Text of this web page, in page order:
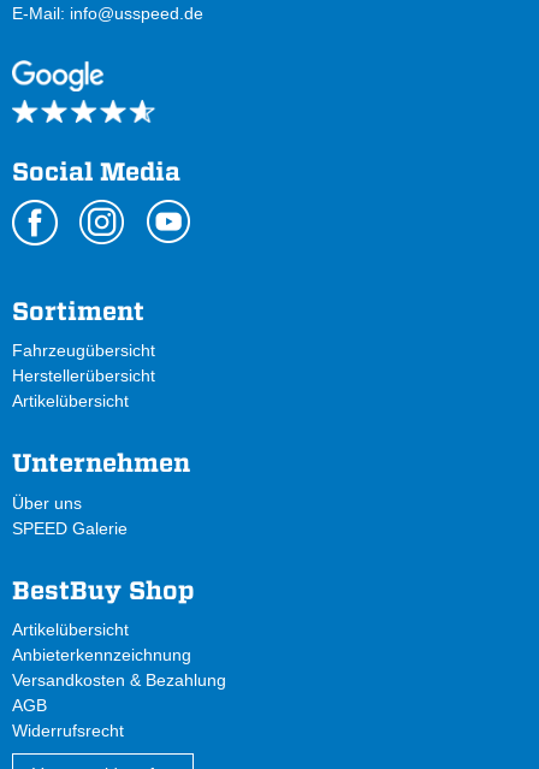
E-Mail: info@usspeed.de
Social Media
Sortiment
Fahrzeugübersicht
Herstellerübersicht
Artikelübersicht
Unternehmen
Über uns
SPEED Galerie
BestBuy Shop
Artikelübersicht
Anbieterkennzeichnung
Versandkosten & Bezahlung
AGB
Widerrufsrecht